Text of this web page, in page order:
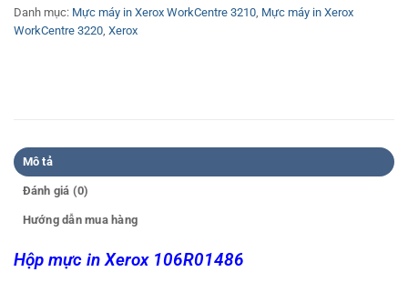
Danh mục: Mực máy in Xerox WorkCentre 3210 Mực máy in Xerox
WorkCentre 3220 Xerox
Mô tả
Đánh giá (0)
Hướng dẫn mua hàng
Hộp mực in Xerox 106R01486